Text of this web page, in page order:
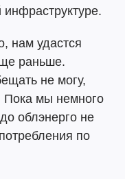
инфраструктуре.
нам удастся
раньше.
не могу,
Пока мы немного
облэнерго не
по